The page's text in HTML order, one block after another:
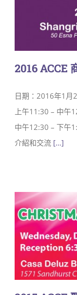
2016 ACCE
日期：2016年1月
上午11:30 – 中午
中午12:30 – 下午
介紹和交流 […]